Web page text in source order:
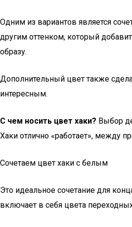
Одним из вариантов является
другим оттенком, который
образу.
Дополнительный цвет также
интересным.
С чем носить цвет хаки? Выбор
Хаки отлично «работает», между
Сочетаем цвет хаки с белым
Это идеальное сочетание для
включает в себя цвета